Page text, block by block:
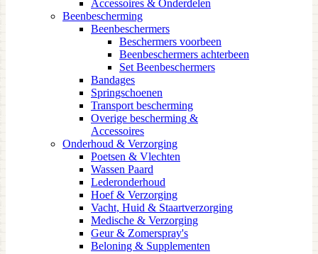
Accessoires & Onderdelen
Beenbescherming
Beenbeschermers
Beschermers voorbeen
Beenbeschermers achterbeen
Set Beenbeschermers
Bandages
Springschoenen
Transport bescherming
Overige bescherming &
Accessoires
Onderhoud & Verzorging
Poetsen & Vlechten
Wassen Paard
Lederonderhoud
Hoef & Verzorging
Vacht, Huid & Staartverzorging
Medische & Verzorging
Geur & Zomerspray's
Beloning & Supplementen